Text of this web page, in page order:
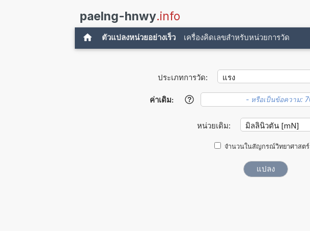
paelng-hnwy.info
ตัวแปลงหน่วยอย่างเร็ว เครื่องคิดเลขสำหรับหน่วยการวัด
ประเภทการวัด:
ค่าเดิม: ?
หน่วยเดิม:
จำนวนในสัญกรณ์วิทยาศาสตร์